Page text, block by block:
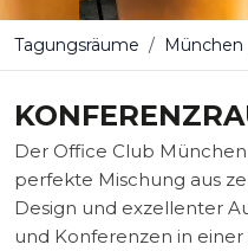
Tagungsräume München
Der Office Club
perfekte Mischung aus
Design und exzellenter
und Konferenzen in